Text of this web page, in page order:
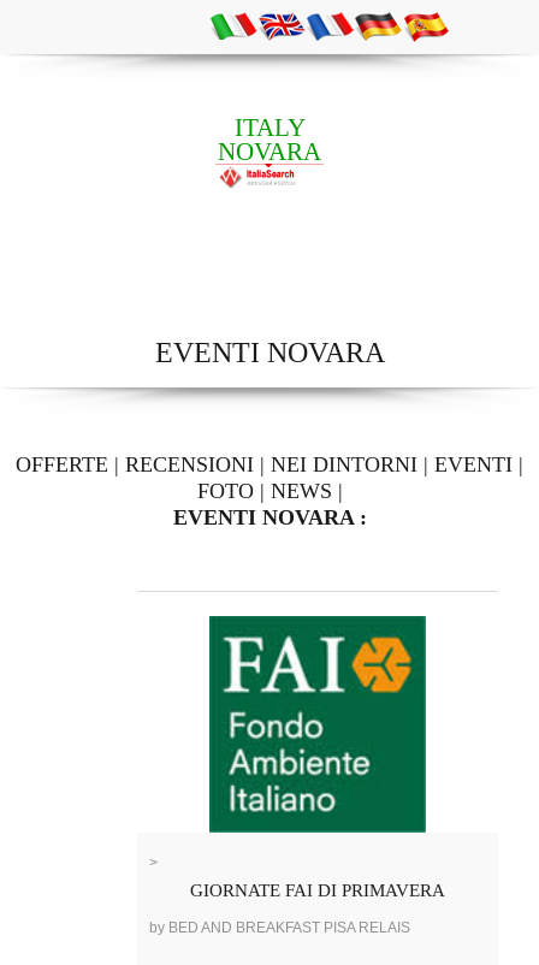
ITALY
NOVARA
EVENTI NOVARA
OFFERTE | RECENSIONI | NEI DINTORNI | EVENTI |
FOTO| NEWS |
EVENTI NOVARA :
>
GIORNATE FAI DI PRIMAVERA
by BED AND BREAKFAST PISA RELAIS